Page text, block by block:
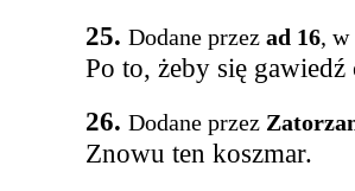
25. Dodane przez ad 16, w
Po to, żeby się gawiedź
26. Dodane przez
Znowu ten koszmar.